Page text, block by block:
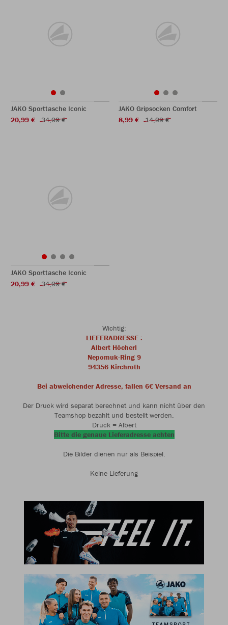
JAKO Sporttasche Iconic
20,99 €
34,99 €
JAKO Gripsocken Comfort
8,99 €
14,99 €
JAKO Sporttasche Iconic
20,99 €
34,99 €
Wichtig:
LIEFERADRESSE :
Albert Höcherl
Nepomuk-Ring 9
94356 Kirchroth
Bei abweichender Adresse, fallen 6€ Versand an
Der Druck wird separat berechnet und kann nicht über den
Teamshop bezahlt und bestellt werden.
Druck = Albert
Bitte die genaue Lieferadresse achten
Die Bilder dienen nur als Beispiel.
Keine Lieferung